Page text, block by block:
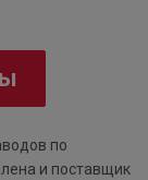
по
и поставщик